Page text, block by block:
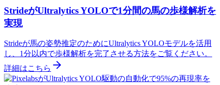
StrideがUltralytics YOLOで1分間の馬の歩様解析を
実現
Strideが馬の姿勢推定のためにUltralytics YOLOモデルを活用
し、1分以内で歩様解析を完了させる方法をご覧ください。
詳細はこちら